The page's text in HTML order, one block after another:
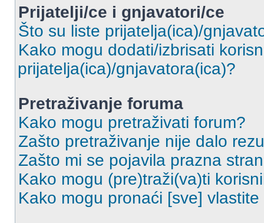
Prijatelji/ce i gnjavatori/ce
Što su liste prijatelja(ica)/
Kako mogu dodati/izbrisati
prijatelja(ica)/gnjavatora(ica)?
Pretraživanje foruma
Kako mogu pretraživati forum?
Zašto pretraživanje nije dalo
Zašto mi se pojavila prazna
Kako mogu (pre)traži(va)ti
Kako mogu pronaći [sve]